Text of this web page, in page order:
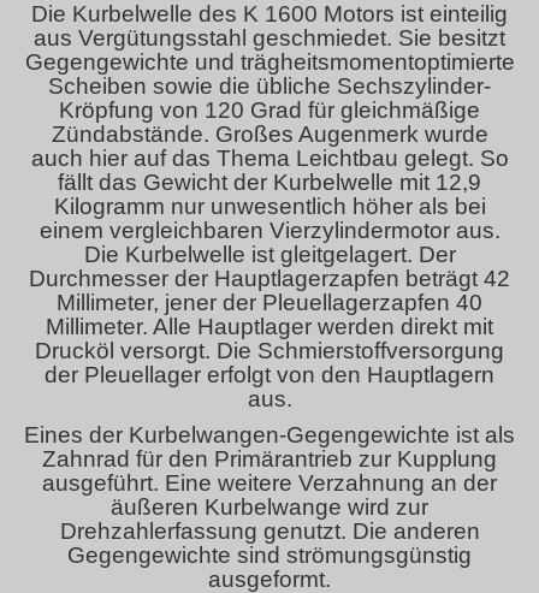
Die Kurbelwelle des K 1600 Motors ist einteilig
aus Vergütungsstahl geschmiedet. Sie besitzt
Gegengewichte und trägheitsmomentoptimierte
Scheiben sowie die übliche Sechszylinder-
Kröpfung von 120 Grad für gleichmäßige
Zündabstände. Großes Augenmerk wurde
auch hier auf das Thema Leichtbau gelegt. So
fällt das Gewicht der Kurbelwelle mit 12,9
Kilogramm nur unwesentlich höher als bei
einem vergleichbaren Vierzylindermotor aus.
Die Kurbelwelle ist gleitgelagert. Der
Durchmesser der Hauptlagerzapfen beträgt 42
Millimeter, jener der Pleuellagerzapfen 40
Millimeter. Alle Hauptlager werden direkt mit
Drucköl versorgt. Die Schmierstoffversorgung
der Pleuellager erfolgt von den Hauptlagern
aus.
Eines der Kurbelwangen-Gegengewichte ist als
Zahnrad für den Primärantrieb zur Kupplung
ausgeführt. Eine weitere Verzahnung an der
äußeren Kurbelwange wird zur
Drehzahlerfassung genutzt. Die anderen
Gegengewichte sind strömungsgünstig
ausgeformt.